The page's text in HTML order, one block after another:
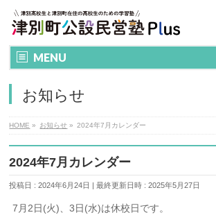
MENU
お知らせ
HOME » お知らせ » 2024年7月カレンダー
2024年7月カレンダー
投稿日 : 2024年6月24日 最終更新日時 : 2025年5月27日
7月2日(火)、3日(水)は休校日です。